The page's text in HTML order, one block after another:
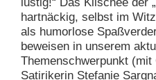
hartnäckig, selbst im
als humorlose
beweisen in unserem
Themenschwerpunkt (mit
Satirikerin Stefanie